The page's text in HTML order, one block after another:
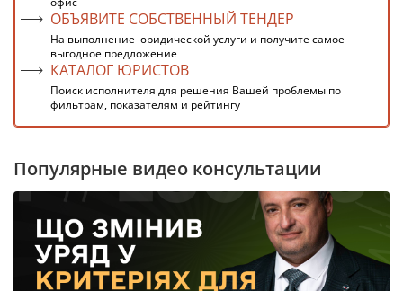
ОБЪЯВИТЕ СОБСТВЕННЫЙ ТЕНДЕР
На выполнение юридической услуги и получите самое
выгодное предложение
КАТАЛОГ ЮРИСТОВ
Поиск исполнителя для решения Вашей проблемы по
фильтрам, показателям и рейтингу
Популярные видео консультации